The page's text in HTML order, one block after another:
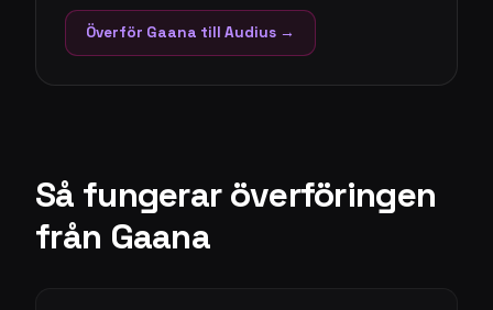
Överför Gaana till Audius →
Så fungerar överföringen
från Gaana